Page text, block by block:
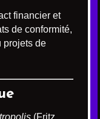
financier et
de conformité,
projets de
(Fritz